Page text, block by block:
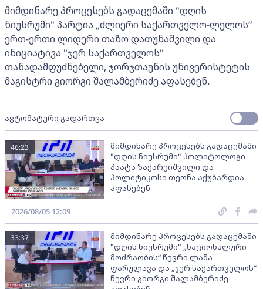
მიმდინარე პროცესებს გადაცემაში "დღის
ნიუსრუმი" პარტია „ძლიერი საქართველო-ლელოს“
ერთ-ერთი ლიდერი თაზო დათუნაშვილი და
ინიციატივა "ჯერ საქართველოს"
თანადამფუძნებელი, ჯორჯთაუნის უნივერისტეტის
მაგისტრი გიორგი შალამბერიძე აფასებენ.
ავტომატური გადართვა
მიმდინარე პროცესებს გადაცემაში
"დღის ნიუსრუმი" პოლიტოლოგი
პაატა ზაქარეიშვილი და
პოლიტიკოსი თეონა აქუბარდია
აფასებენ
46:23
2026/08/05 12:09
მიმდინარე პროცესებს გადაცემაში
"დღის ნიუსრუმი" „ნაციონალური
მოძრაობის“ წევრი ლაშა
ფარულავა და „ჯერ საქართველოს“
წევრი გიორგი შალამბერიძე
33:37